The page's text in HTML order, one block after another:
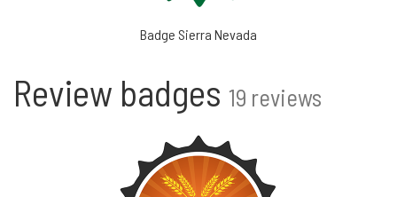
Badge Sierra Nevada
Review badges 19 reviews